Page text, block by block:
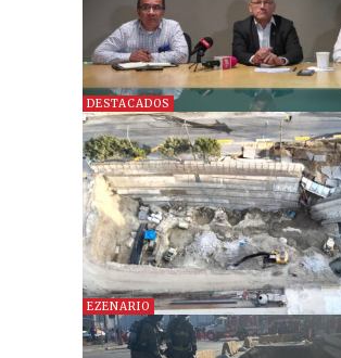
DESTACADOS
EZENARIO